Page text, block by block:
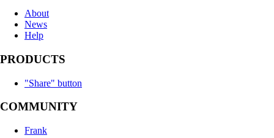
About
News
Help
PRODUCTS
"Share" button
COMMUNITY
Frank